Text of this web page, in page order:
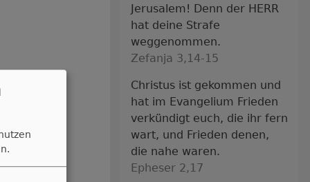
Jerusalem! Denn der HERR
hat deine Strafe
weggenommen.
Zefanja 3,14-15
Christus ist gekommen und
hat im Evangelium Frieden
verkündigt euch, die ihr fern
wart, und Frieden denen,
die nahe waren.
Epheser 2,17